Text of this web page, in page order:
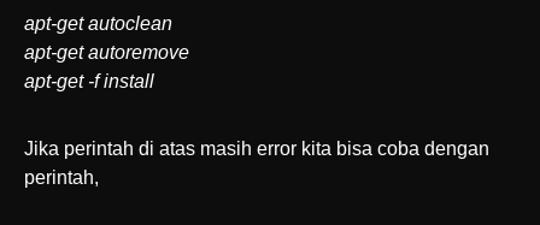
apt-get autoclean
apt-get autoremove
apt-get -f install
Jika perintah di atas masih error kita bisa coba dengan
perintah,